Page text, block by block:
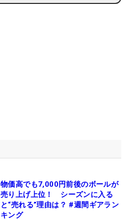
物価高でも7,000円前後のボールが
売り上げ上位！ シーズンに入る
と“売れる”理由は？ #週間ギアラン
キング